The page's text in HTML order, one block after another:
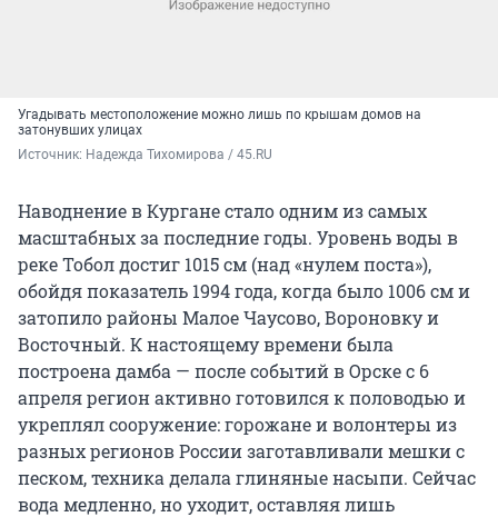
Угадывать местоположение можно лишь по крышам домов на
затонувших улицах
Источник: Надежда Тихомирова / 45.RU
Наводнение в Кургане стало одним из самых
масштабных за последние годы. Уровень воды в
реке Тобол достиг 1015 см (над «нулем поста»),
обойдя показатель 1994 года, когда было 1006 см и
затопило районы Малое Чаусово, Вороновку и
Восточный. К настоящему времени была
построена дамба — после событий в Орске с 6
апреля регион активно готовился к половодью и
укреплял сооружение: горожане и волонтеры из
разных регионов России заготавливали мешки с
песком, техника делала глиняные насыпи. Сейчас
вода медленно, но уходит, оставляя лишь